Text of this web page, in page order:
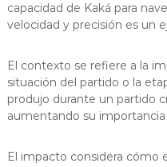
capacidad de Kaká para
velocidad y precisión es un
El contexto se refiere a la
situación del partido o la
produjo durante un partido
aumentando su
El impacto considera cómo